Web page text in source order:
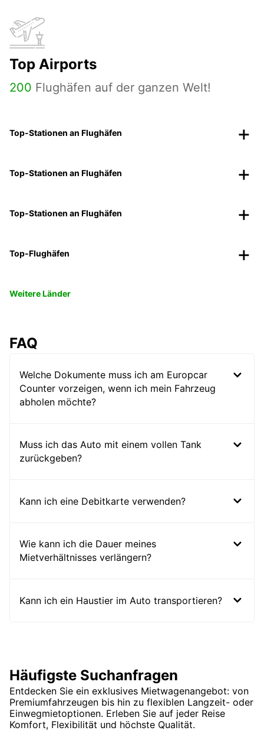
Top Airports
200 Flughäfen auf der ganzen Welt!
Top-Stationen an Flughäfen
Top-Stationen an Flughäfen
Top-Stationen an Flughäfen
Top-Flughäfen
Weitere Länder
FAQ
Welche Dokumente muss ich am Europcar
Counter vorzeigen, wenn ich mein Fahrzeug
abholen möchte?
Muss ich das Auto mit einem vollen Tank
zurückgeben?
Kann ich eine Debitkarte verwenden?
Wie kann ich die Dauer meines
Mietverhältnisses verlängern?
Kann ich ein Haustier im Auto transportieren?
Häufigste Suchanfragen
Entdecken Sie ein exklusives Mietwagenangebot: von
Premiumfahrzeugen bis hin zu flexiblen Langzeit- oder
Einwegmietoptionen. Erleben Sie auf jeder Reise
Komfort, Flexibilität und höchste Qualität.